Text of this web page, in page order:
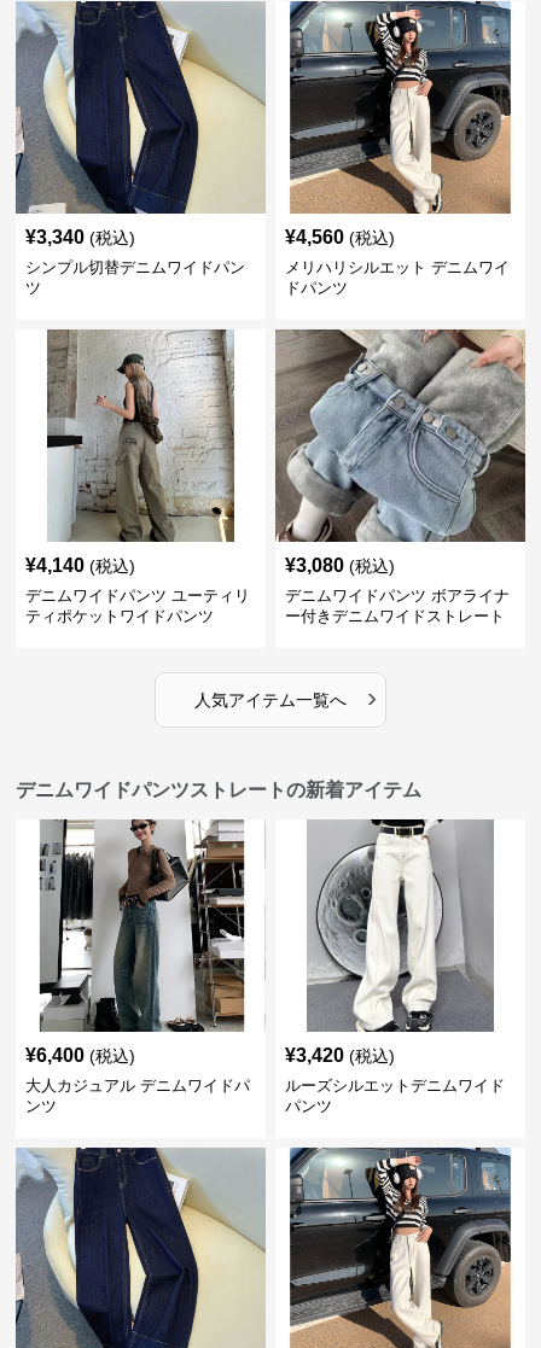
¥3,340 (税込)
シンプル切替デニムワイドパン
ツ
¥4,560 (税込)
メリハリシルエット デニムワイ
ドパンツ
¥4,140 (税込)
デニムワイドパンツ ユーティリ
ティポケットワイドパンツ
¥3,080 (税込)
デニムワイドパンツ ボアライナ
ー付きデニムワイドストレート
人気アイテム一覧へ ›
デニムワイドパンツストレートの新着アイテム
¥6,400 (税込)
大人カジュアル デニムワイドパ
ンツ
¥3,420 (税込)
ルーズシルエットデニムワイド
パンツ